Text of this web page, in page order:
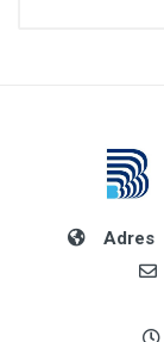
Adres